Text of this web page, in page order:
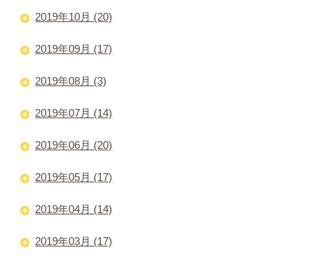
2019年10月 (20)
2019年09月 (17)
2019年08月 (3)
2019年07月 (14)
2019年06月 (20)
2019年05月 (17)
2019年04月 (14)
2019年03月 (17)